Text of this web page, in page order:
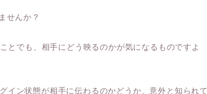
せんか？
とでも、相手にどう映るのかが気になるものですよ
イン状態が相手に伝わるのかどうか、意外と知られて